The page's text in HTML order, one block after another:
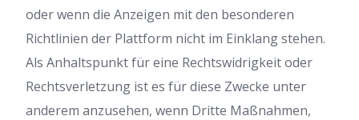
oder wenn die Anzeigen mit den besonderen
Richtlinien der Plattform nicht im Einklang stehen.
Als Anhaltspunkt für eine Rechtswidrigkeit oder
Rechtsverletzung ist es für diese Zwecke unter
anderem anzusehen, wenn Dritte Maßnahmen,